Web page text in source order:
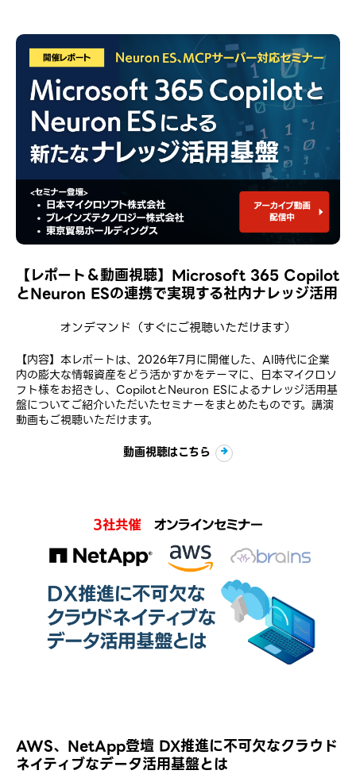
【レポート＆動画視聴】Microsoft 365 Copilot
とNeuron ESの連携で実現する社内ナレッジ活用
オンデマンド （すぐにご視聴いただけます）
【内容】本レポートは、2026年7月に開催した、​AI時代に​企業
内の​膨大な​情報資産を​どう​活かすかを​テーマに、​日本マイクロソ
フト様を​お招きし、​Copilotと​Neuron ESに​よる​ナレッジ活用基
盤に​ついて​ご紹介いただいたセミナーをまとめたものです。講演
動画もご視聴いただけます。
動画視聴はこちら
AWS、NetApp登壇 DX推進に不可欠なクラウド
ネイティブなデータ活用基盤とは